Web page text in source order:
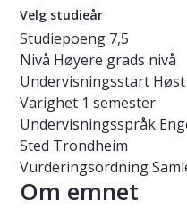
Velg studieår
Studiepoeng 7,5
Nivå Høyere grads nivå
Undervisningsstart
Varighet 1 semester
Undervisningsspråk
Sted Trondheim
Vurderingsordning
Om emnet